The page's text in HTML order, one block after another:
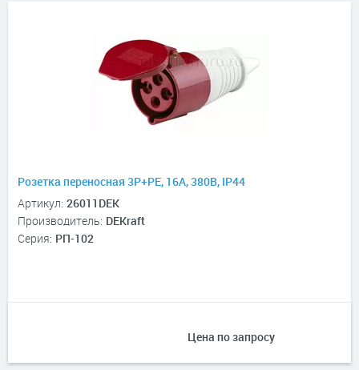
Розетка переносная 3Р+РЕ, 16А, 380В, IP44
Артикул: 26011DEK
Производитель: DEKraft
Серия: РП-102
Цена по запросу